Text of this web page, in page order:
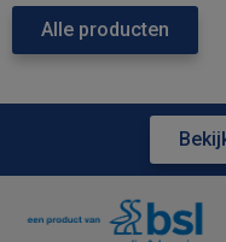
Alle producten